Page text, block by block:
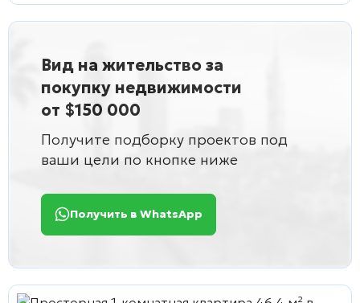
Вид на жительство за
покупку недвижимости
от $150 000
Получите подборку проектов под
ваши цели по кнопке ниже
Получить в WhatsApp